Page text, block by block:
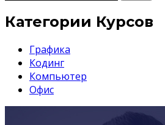
Категории Курсов
Графика
Кодинг
Компьютер
Офис